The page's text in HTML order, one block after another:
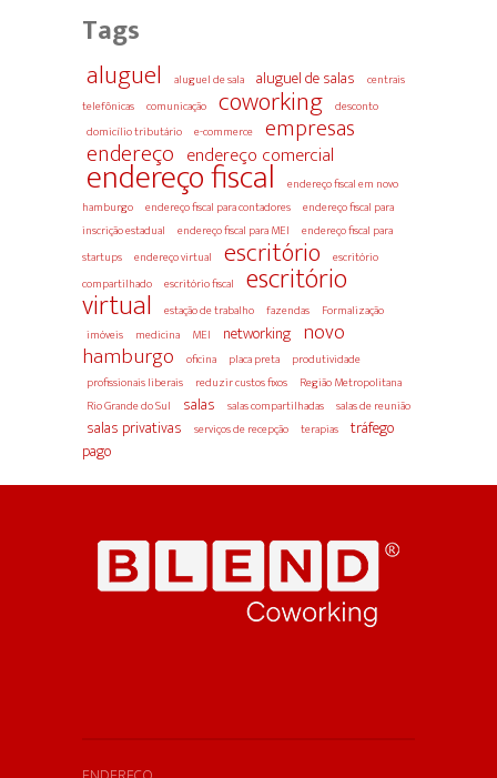
Tags
aluguel aluguel de sala aluguel de salas
centrais
telefônicas
comunicação coworking
desconto
domicílio tributário
e-commerce empresas
endereço endereço comercial
endereço fiscal
endereço fiscal em novo
hamburgo
endereço fiscal para contadores
endereço fiscal para
inscrição estadual
endereço fiscal para MEI
endereço fiscal para
startups
endereço virtual escritório
escritório
compartilhado
escritório fiscal escritório
virtual estação de trabalho fazendas
Formalização
imóveis
medicina MEI networking novo
hamburgo oficina placa preta
produtividade
profissionais liberais
reduzir custos fixos
Região Metropolitana
Rio Grande do Sul
salas salas compartilhadas salas de reunião
salas privativas serviços de recepção terapias
tráfego
pago